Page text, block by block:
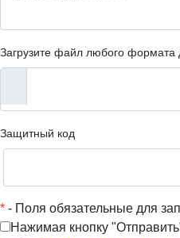
Загрузите файл любого
Защитный код
* - Поля обязательные для
Нажимая кнопку